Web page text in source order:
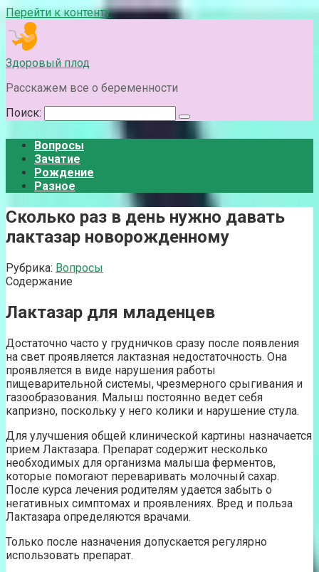
Перейти к контенту
Здоровый плод
Расскажем все о беременности
Поиск:
Вопросы
Зачатие
Рождение
Разное
Сколько раз в день нужно давать
лактазар новорожденному
Рубрика: Вопросы
Содержание
Лактазар для младенцев
Достаточно часто у грудничков сразу после появления
на свет проявляется лактазная недостаточность. Она
проявляется в виде нарушения работы
пищеварительной системы, чрезмерного срыгивания и
газообразования. Малыш постоянно ведет себя
капризно, поскольку у него колики и нарушение стула.
Для улучшения общей клинической картины назначается
прием Лактазара. Препарат содержит несколько
необходимых для организма малыша ферментов,
которые помогают переваривать молочный сахар.
После курса лечения родителям удается забыть о
негативных симптомах и проявлениях. Вред и польза
Лактазара определяются врачами.
Только после назначения допускается регулярно
использовать препарат.